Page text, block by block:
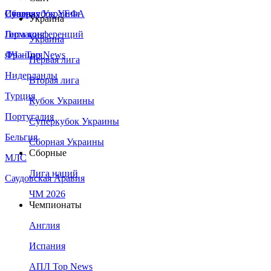
Сборная Украины
Италия
Германия
Франция
Нидерланды
Турция
Португалия
Бельгия
МЛС
Саудовская Аравия
Суперкубок УЕФА
Лига конференций
ЛЧ - Top News
Украина
Украина
Первая лига
Вторая лига
Кубок Украины
Суперкубок Украины
Сборная Украины
Сборные
Лига наций
ЧМ 2026
Чемпионаты
Англия
Испания
АПЛ Top News